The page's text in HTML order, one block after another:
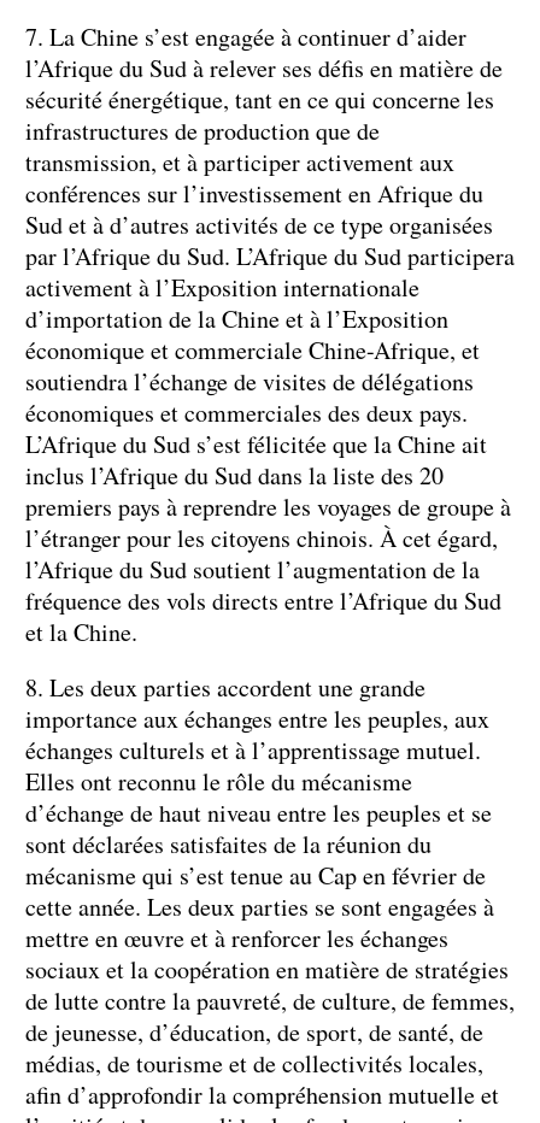
7. La Chine s’est engagée à continuer d’aider
l’Afrique du Sud à relever ses défis en matière de
sécurité énergétique, tant en ce qui concerne les
infrastructures de production que de
transmission, et à participer activement aux
conférences sur l’investissement en Afrique du
Sud et à d’autres activités de ce type organisées
par l’Afrique du Sud. L’Afrique du Sud participera
activement à l’Exposition internationale
d’importation de la Chine et à l’Exposition
économique et commerciale Chine-Afrique, et
soutiendra l’échange de visites de délégations
économiques et commerciales des deux pays.
L’Afrique du Sud s’est félicitée que la Chine ait
inclus l’Afrique du Sud dans la liste des 20
premiers pays à reprendre les voyages de groupe à
l’étranger pour les citoyens chinois. À cet égard,
l’Afrique du Sud soutient l’augmentation de la
fréquence des vols directs entre l’Afrique du Sud
et la Chine.
8. Les deux parties accordent une grande
importance aux échanges entre les peuples, aux
échanges culturels et à l’apprentissage mutuel.
Elles ont reconnu le rôle du mécanisme
d’échange de haut niveau entre les peuples et se
sont déclarées satisfaites de la réunion du
mécanisme qui s’est tenue au Cap en février de
cette année. Les deux parties se sont engagées à
mettre en œuvre et à renforcer les échanges
sociaux et la coopération en matière de stratégies
de lutte contre la pauvreté, de culture, de femmes,
de jeunesse, d’éducation, de sport, de santé, de
médias, de tourisme et de collectivités locales,
afin d’approfondir la compréhension mutuelle et